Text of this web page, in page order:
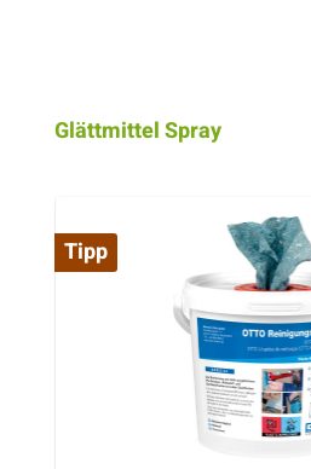
Produktgalerie überspringen
Glättmittel Spray
Tipp